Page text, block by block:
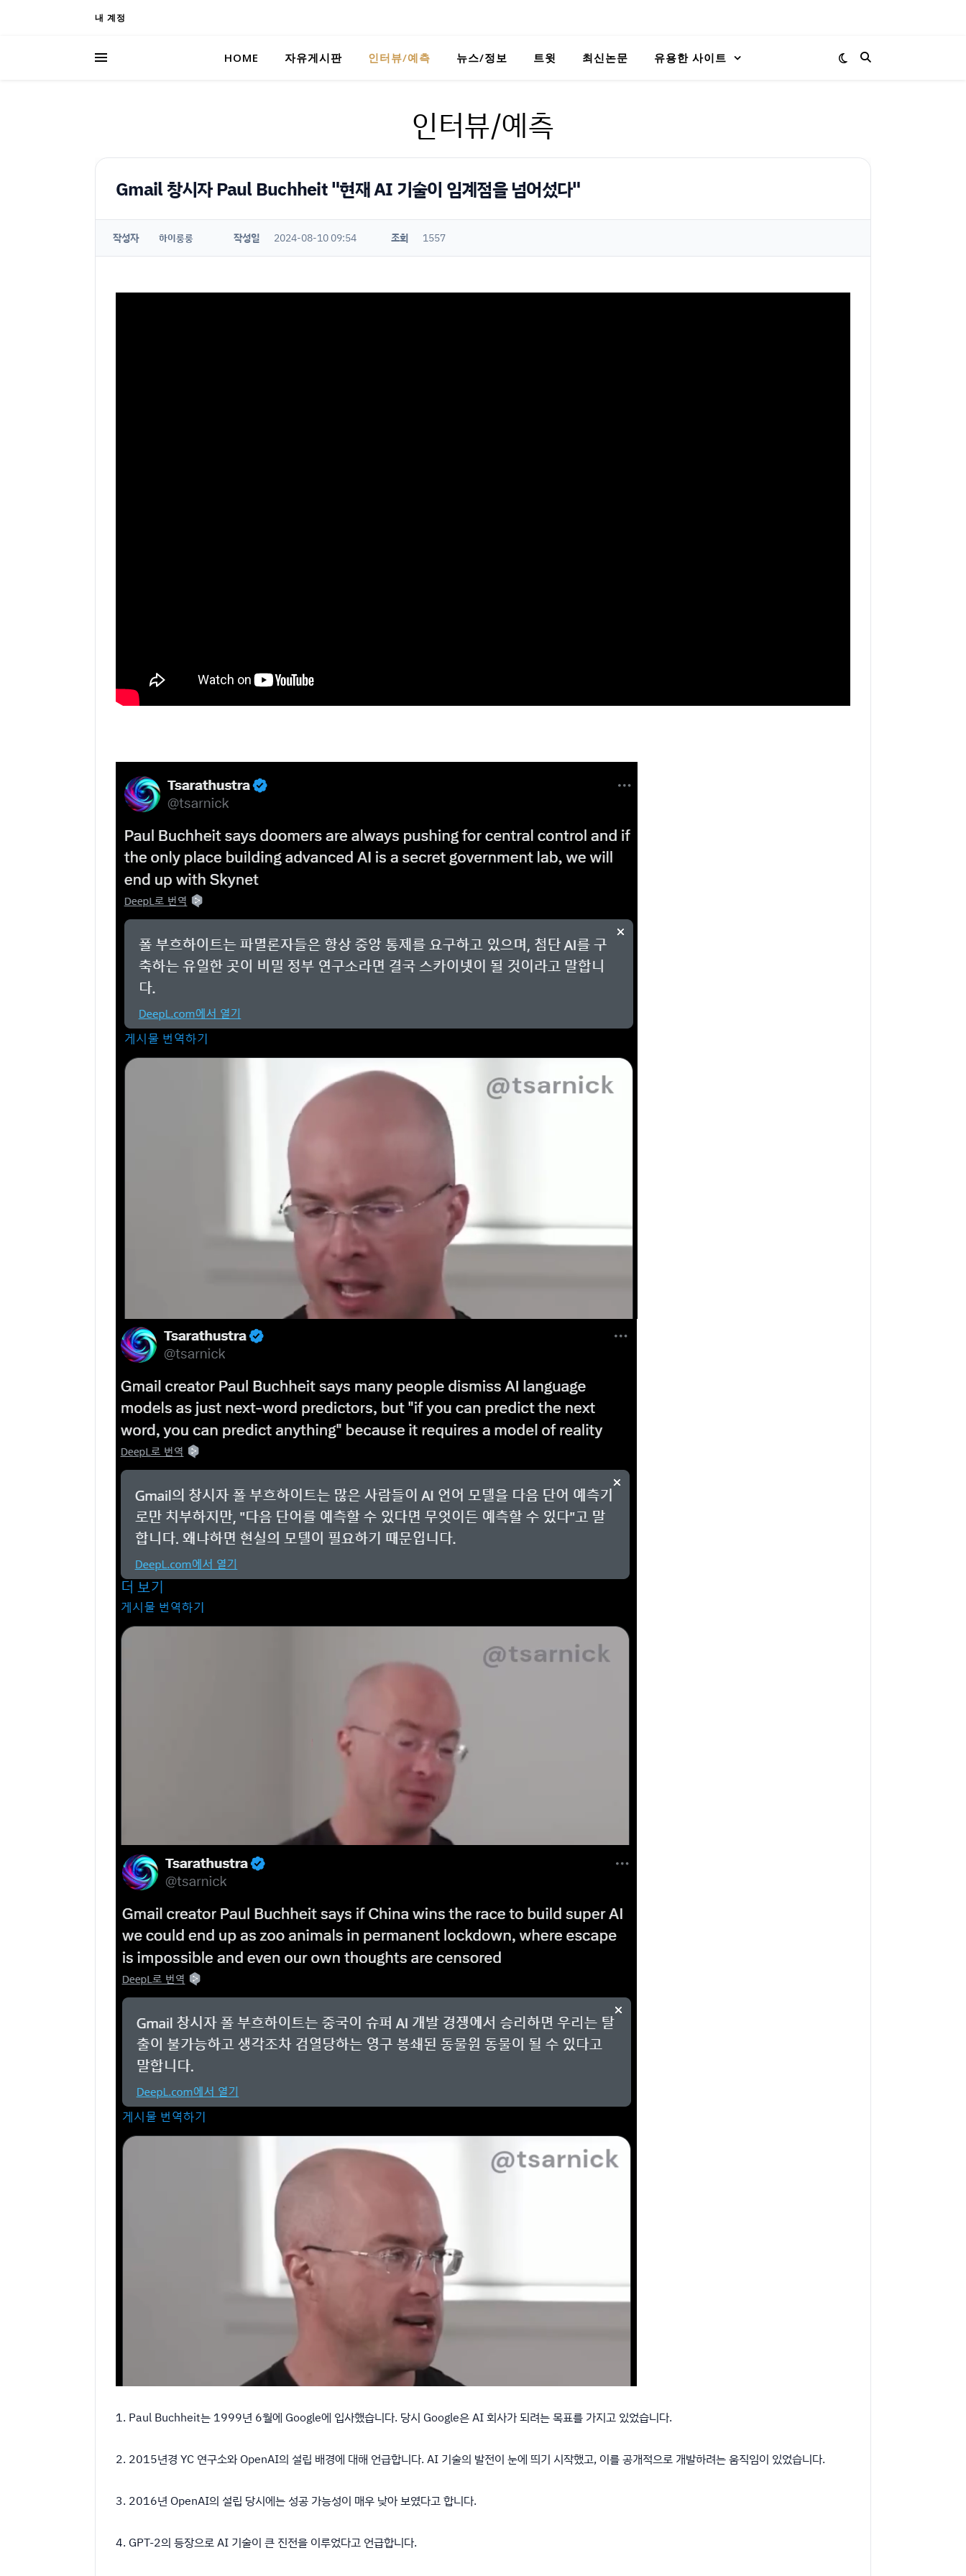
내 계정
HOME 자유게시판 인터뷰/예측 뉴스/정보 트윗 최신논문 유용한 사이트
인터뷰/예측
Gmail 창시자 Paul Buchheit "현재 AI 기술이 임계점을 넘어섰다"
작성자 하이룽룽 작성일 2024-08-10 09:54 조회 1557
1. Paul Buchheit는 1999년 6월에 Google에 입사했습니다. 당시 Google은 AI 회사가 되려는 목표를 가지고 있었습니다.
2. 2015년경 YC 연구소와 OpenAI의 설립 배경에 대해 언급합니다. AI 기술의 발전이 눈에 띄기 시작했고, 이를 공개적으로 개발하려는 움직임이 있었습니다.
3. 2016년 OpenAI의 설립 당시에는 성공 가능성이 매우 낮아 보였다고 합니다.
4. GPT-2의 등장으로 AI 기술이 큰 진전을 이루었다고 언급합니다.